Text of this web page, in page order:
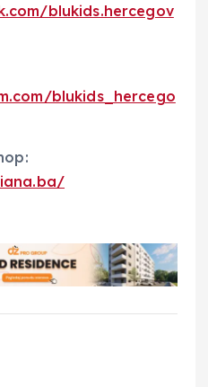
blukids.hercegov
blukids_hercego